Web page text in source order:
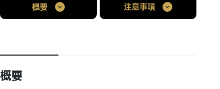
概要 注意事項
概要